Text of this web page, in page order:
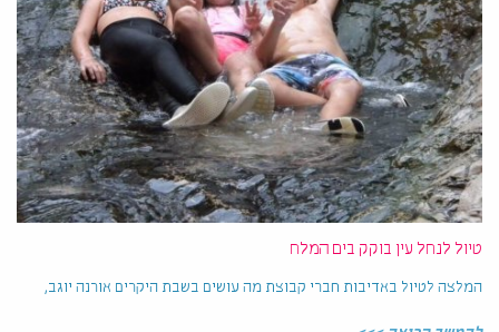
טיול לנחל עין בוקק בים המלח
המלצה לטיול באדיבות חברי קבוצת מה עושים בשבת היקרים אורנה יוגב,